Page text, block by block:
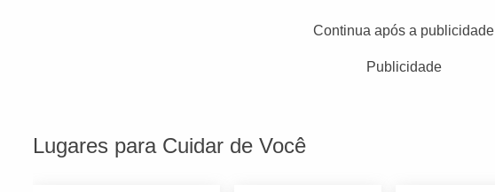
Continua após a publicidade
Publicidade
Lugares para Cuidar de Você